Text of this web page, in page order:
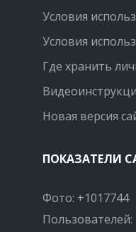
Условия
Условия
Где хранить
Новая версия
ПОКАЗАТЕЛИ
Фото: +1017744
Пользователей: